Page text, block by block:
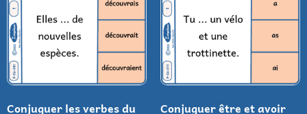
Conjuguer les verbes du Conjuguer être et avoir